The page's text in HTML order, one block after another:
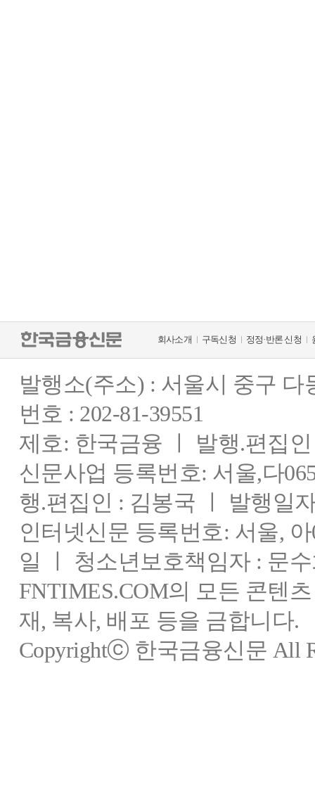
회사소개 구독신청 정정·반론 신청
발행소(주소) : 서울시 중구
번호 : 202-81-39551
제호: 한국금융 ㅣ 발행.편집
신문사업 등록번호: 서울,다
행.편집인 : 김봉국 ㅣ 발행일
인터넷신문 등록번호: 서울,
일 ㅣ 청소년보호책임자 : 문
FNTIMES.COM의 모든 콘텐
재, 복사, 배포 등을 금합니다.
Copyrightⓒ 한국금융신문 All